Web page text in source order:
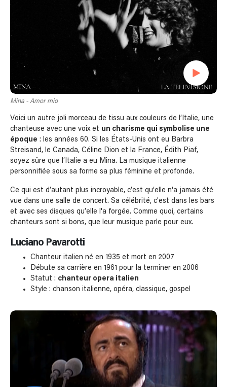
Mina - Amor mio
Voici un autre joli morceau de tissu aux couleurs de l’Italie, une
chanteuse avec une voix et un charisme qui symbolise une
époque : les années 60. Si les États-Unis ont eu Barbra
Streisand, le Canada, Céline Dion et la France, Édith Piaf,
soyez sûre que l’Italie a eu Mina. La musique italienne
personnifiée sous sa forme sa plus féminine et profonde.
Ce qui est d’autant plus incroyable, c’est qu’elle n'a jamais été
vue dans une salle de concert. Sa célébrité, c'est dans les bars
et avec ses disques qu’elle l'a forgée. Comme quoi, certains
chanteurs sont si bons, que leur musique parle pour eux.
Luciano Pavarotti
Chanteur italien né en 1935 et mort en 2007
Débute sa carrière en 1961 pour la terminer en 2006
Statut : chanteur opera italien
Style : chanson italienne, opéra, classique, gospel